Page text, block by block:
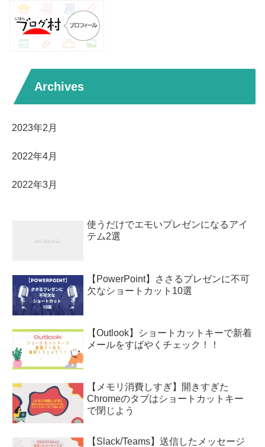
Archives
2023年2月
2022年4月
2022年3月
使うだけでエモいプレゼンになるアイ
テム2選
【PowerPoint】ささるプレゼンに不可
欠なショートカット10選
【Outlook】ショートカットキーで新着
メールをすばやくチェック！！
【メモリ消費しすぎ】開きすぎた
Chromeのタブはショートカットキー
で閉じよう
【Slack/Teams】送信したメッセージ